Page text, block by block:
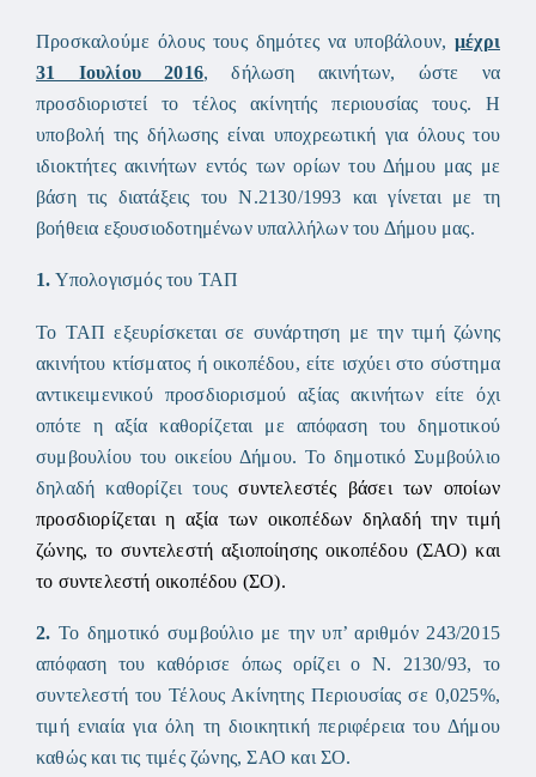
Προσκαλούμε όλους τους δημότες να υποβάλουν, μέχρι
31 Ιουλίου 2016, δήλωση ακινήτων, ώστε να
προσδιοριστεί το τέλος ακίνητής περιουσίας τους. Η
υποβολή της δήλωσης είναι υποχρεωτική για όλους του
ιδιοκτήτες ακινήτων εντός των ορίων του Δήμου μας με
βάση τις διατάξεις του Ν.2130/1993 και γίνεται με τη
βοήθεια εξουσιοδοτημένων υπαλλήλων του Δήμου μας.
1. Υπολογισμός του ΤΑΠ
Το ΤΑΠ εξευρίσκεται σε συνάρτηση με την τιμή ζώνης
ακινήτου κτίσματος ή οικοπέδου, είτε ισχύει στο σύστημα
αντικειμενικού προσδιορισμού αξίας ακινήτων είτε όχι
οπότε η αξία καθορίζεται με απόφαση του δημοτικού
συμβουλίου του οικείου Δήμου. Το δημοτικό Συμβούλιο
δηλαδή καθορίζει τουςσυντελεστές βάσει των οποίων
προσδιορίζεται η αξία των οικοπέδων δηλαδή την τιμή
ζώνης, το συντελεστή αξιοποίησης οικοπέδου (ΣΑΟ) και
το συντελεστή οικοπέδου (ΣΟ).
2. Το δημοτικό συμβούλιο με την υπ’ αριθμόν 243/2015
απόφαση του καθόρισε όπως ορίζει ο Ν. 2130/93, το
συντελεστή του Τέλους Ακίνητης Περιουσίας σε 0,025%,
τιμή ενιαία για όλη τη διοικητική περιφέρεια του Δήμου
καθώς και τις τιμές ζώνης, ΣΑΟ και ΣΟ.